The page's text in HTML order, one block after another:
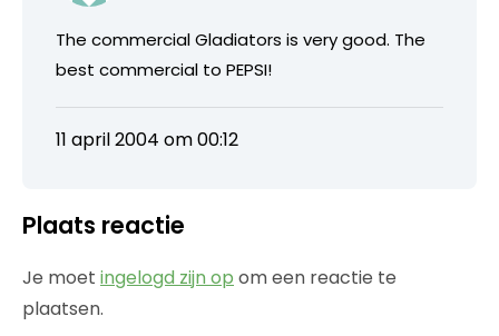
The commercial Gladiators is very good. The
best commercial to PEPSI!
11 april 2004 om 00:12
Plaats reactie
Je moet ingelogd zijn op om een reactie te
plaatsen.